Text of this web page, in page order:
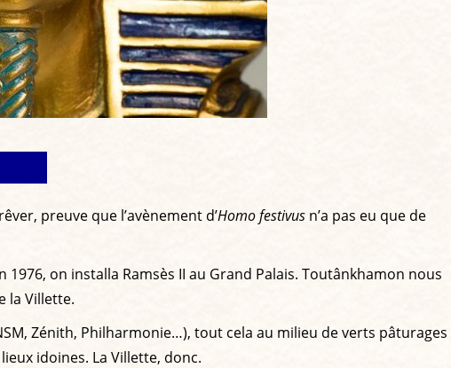
preuve que l’avènement d’Homo festivus n’a pas eu que de
on installa Ramsès II au Grand Palais. Toutânkhamon nous
la Villette.
Zénith, Philharmonie…), tout cela au milieu de verts pâturages
idoines. La Villette, donc.